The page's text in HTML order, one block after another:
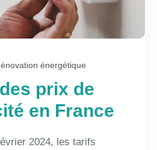
énergétique
prix de
en France
2024, les tarifs